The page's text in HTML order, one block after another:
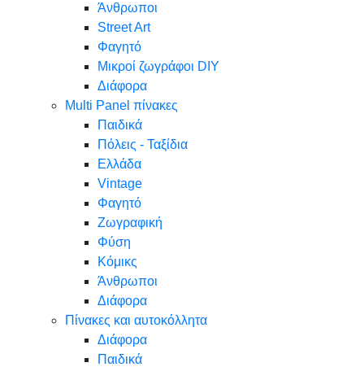
Άνθρωποι
Street Art
Φαγητό
Μικροί ζωγράφοι DIY
Διάφορα
Multi Panel πίνακες
Παιδικά
Πόλεις - Ταξίδια
Ελλάδα
Vintage
Φαγητό
Ζωγραφική
Φύση
Κόμικς
Άνθρωποι
Διάφορα
Πίνακες και αυτοκόλλητα
Διάφορα
Παιδικά